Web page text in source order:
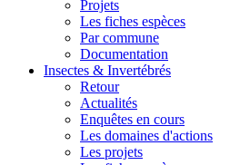
Projets
Les fiches espèces
Par commune
Documentation
Insectes & Invertébrés
Retour
Actualités
Enquêtes en cours
Les domaines d'actions
Les projets